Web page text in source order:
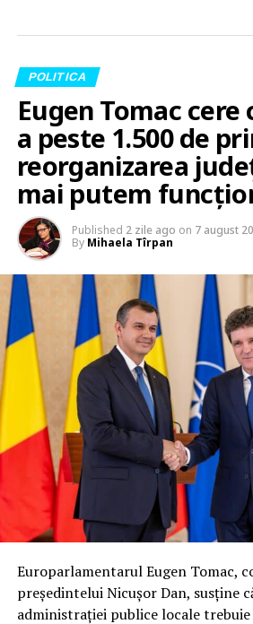
POLITICA
Eugen Tomac cere
a peste 1.500 de
reorganizarea
mai putem
Published 2 zile ago on 7 august
By Mihaela Tîrpan
Europarlamentarul Eugen Tomac,
președintelui Nicușor Dan, susține
administrației publice locale trebuie